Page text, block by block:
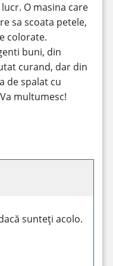
O masina care
sa scoata petele,
colorate.
buni, din
curand, dar din
de spalat cu
multumesc!
sunteți acolo.